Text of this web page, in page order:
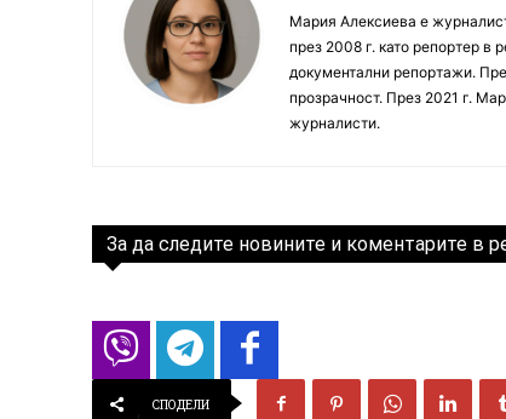
Мария Алексиева е
през 2008 г. като репортер в
документални репортажи.
прозрачност. През 2021 г.
журналисти.
За да следите новините и коментарите в
СПОДЕЛИ